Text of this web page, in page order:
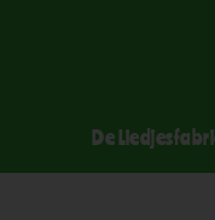
De